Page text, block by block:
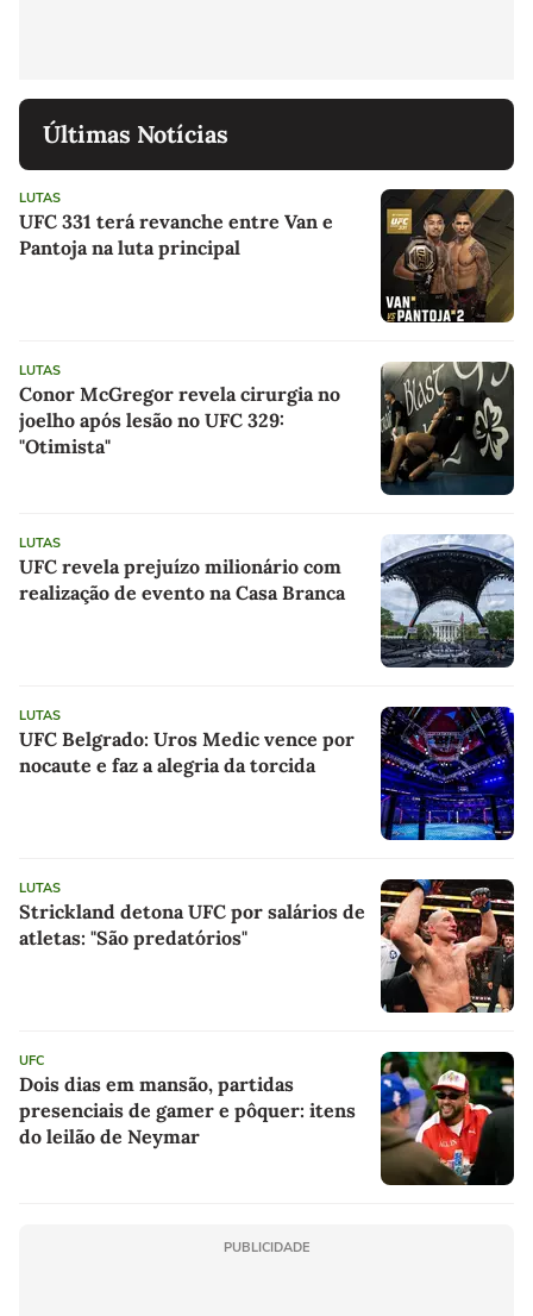
Últimas Notícias
LUTAS
UFC 331 terá revanche entre Van e
Pantoja na luta principal
LUTAS
Conor McGregor revela cirurgia no
joelho após lesão no UFC 329:
"Otimista"
LUTAS
UFC revela prejuízo milionário com
realização de evento na Casa Branca
LUTAS
UFC Belgrado: Uros Medic vence por
nocaute e faz a alegria da torcida
LUTAS
Strickland detona UFC por salários de
atletas: "São predatórios"
UFC
Dois dias em mansão, partidas
presenciais de gamer e pôquer: itens
do leilão de Neymar
PUBLICIDADE